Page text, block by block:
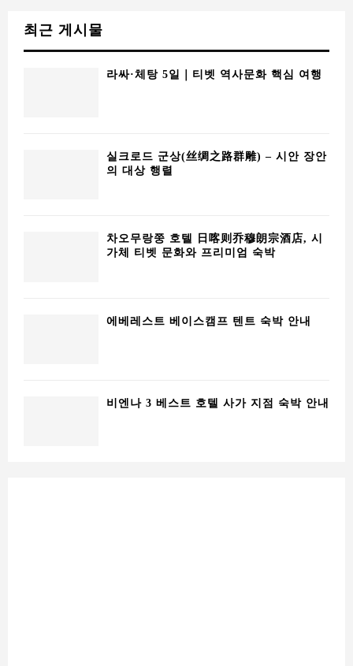
최근 게시물
라싸·체탕 5일｜티벳 역사문화 핵심 여행
실크로드 군상(丝绸之路群雕) – 시안 장안
의 대상 행렬
차오무랑쭝 호텔 日喀则乔穆朗宗酒店, 시
가체 티벳 문화와 프리미엄 숙박
에베레스트 베이스캠프 텐트 숙박 안내
비엔나 3 베스트 호텔 사가 지점 숙박 안내